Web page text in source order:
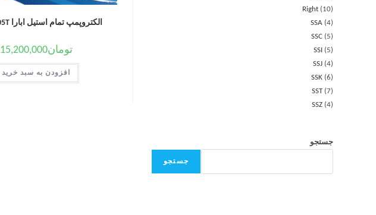
الکتروپمپ تمام استیل ابارا CDA 70-05T
تومان15,200,000
افزودن به سبد خرید
Right
10
SSA 4
SSC
5
SSI
5
SSJ 4
SSK 6
SST 7
SSZ 4
جستجو
جستجو